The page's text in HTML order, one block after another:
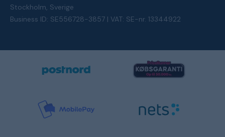
Stockholm, Sverige
Business ID: SE556728-3857 | VAT: SE-nr. 13344922